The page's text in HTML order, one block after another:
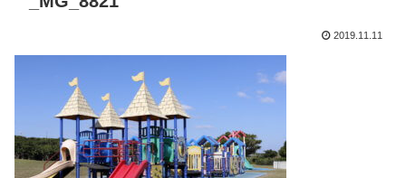
2019.11.11